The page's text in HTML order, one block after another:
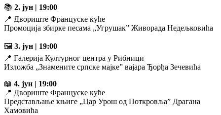
📚 2. јун | 19:00
📍 Двориште Француске куће
Промоција збирке песама „Угрушак” Живорада Недељковића
🖼️ 3. јун | 19:00
📍 Галерија Културног центра у Рибници
Изложба „Знамените српске мајке” вајара Ђорђа Зечевића
📖 4. јун | 19:00
📍 Двориште Француске куће
Представљање књиге „Цар Урош од Поткровља” Драгана
Хамовића